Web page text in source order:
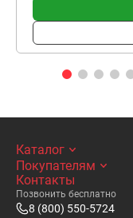
Каталог
Покупателям
Контакты
Позвонить бесплатно
8 (800) 550-5724